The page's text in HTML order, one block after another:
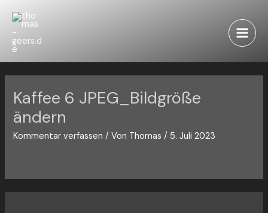
Inhalt
springen
Main
Kaffee 6 JPEG_Bildgröße
ändern
Kommentar verfassen / Von Thomas/ 5. Juli 2023